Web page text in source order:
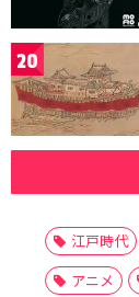
20
江戸時代
アニメ